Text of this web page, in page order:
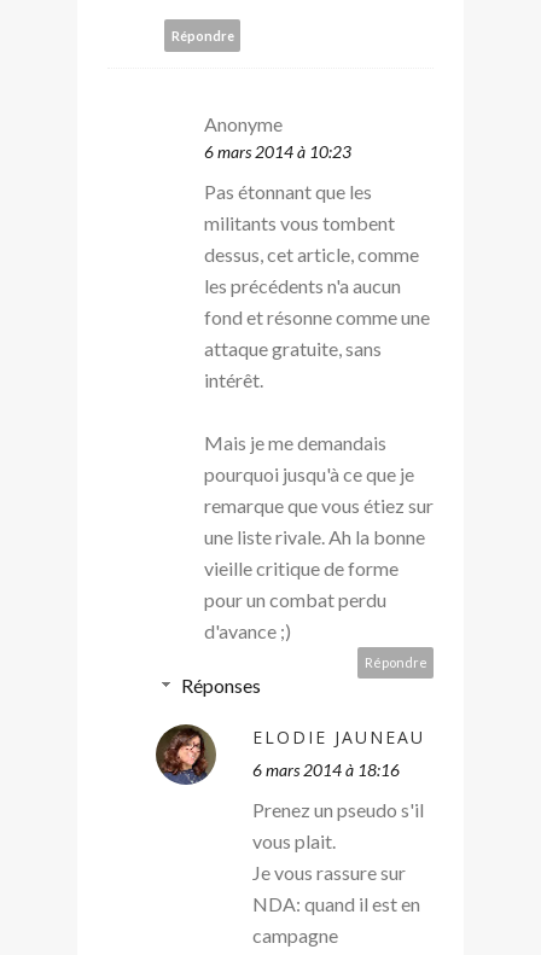
Répondre
Anonyme
6 mars 2014 à 10:23
Pas étonnant que les
militants vous tombent
dessus, cet article, comme
les précédents n'a aucun
fond et résonne comme une
attaque gratuite, sans
intérêt.
Mais je me demandais
pourquoi jusqu'à ce que je
remarque que vous étiez sur
une liste rivale. Ah la bonne
vieille critique de forme
pour un combat perdu
d'avance ;)
Répondre
Réponses
ELODIE JAUNEAU
6 mars 2014 à 18:16
Prenez un pseudo s'il
vous plait.
Je vous rassure sur
NDA: quand il est en
campagne